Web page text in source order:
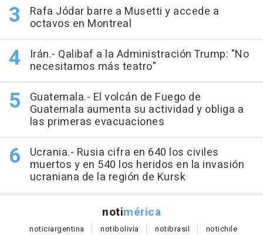
Rafa Jódar barre a Musetti y accede a
octavos en Montreal
Irán.- Qalibaf a la Administración Trump: "No
necesitamos más teatro"
Guatemala.- El volcán de Fuego de
Guatemala aumenta su actividad y obliga a
las primeras evacuaciones
Ucrania.- Rusia cifra en 640 los civiles
muertos y en 540 los heridos en la invasión
ucraniana de la región de Kursk
notimérica
noticiargentina notibolivia notibrasil notichile